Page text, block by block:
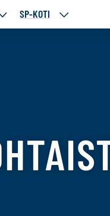
PALVELUMME
SP-KOTI
SP-